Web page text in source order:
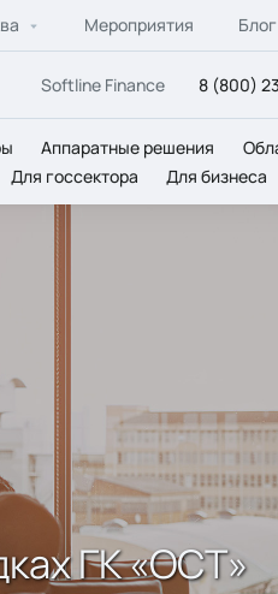
Мероприятия Блог
Softline Finance 8 (800)
Аппаратные решения
Для госсектора Для бизнеса
ГК «ОСТ»